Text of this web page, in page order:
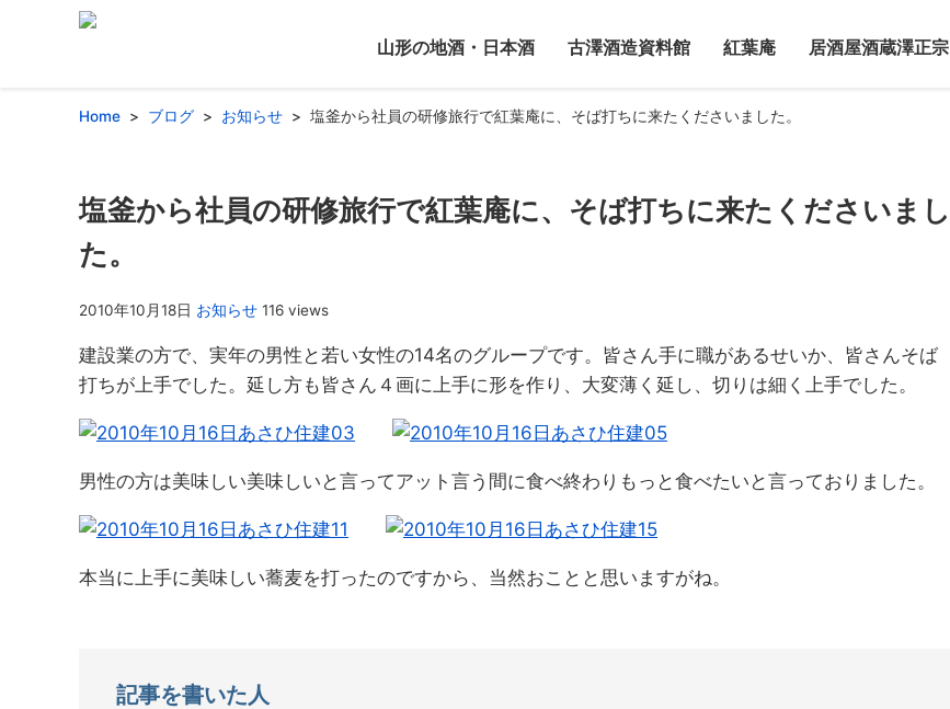
山形の地酒・日本酒 古澤酒造資料館 紅葉庵 居酒屋酒蔵澤正宗
Home ブログ お知らせ 塩釜から社員の研修旅行で紅葉庵に、そば打ちに来たくださいました。
塩釜から社員の研修旅行で紅葉庵に、そば打ちに来たくださいまし
た。
2010年10月18日 お知らせ 116 views
建設業の方で、実年の男性と若い女性の14名のグループです。皆さん手に職があるせいか、皆さんそば
打ちが上手でした。延し方も皆さん４画に上手に形を作り、大変薄く延し、切りは細く上手でした。
男性の方は美味しい美味しいと言ってアット言う間に食べ終わりもっと食べたいと言っておりました。
本当に上手に美味しい蕎麦を打ったのですから、当然おことと思いますがね。
記事を書いた人